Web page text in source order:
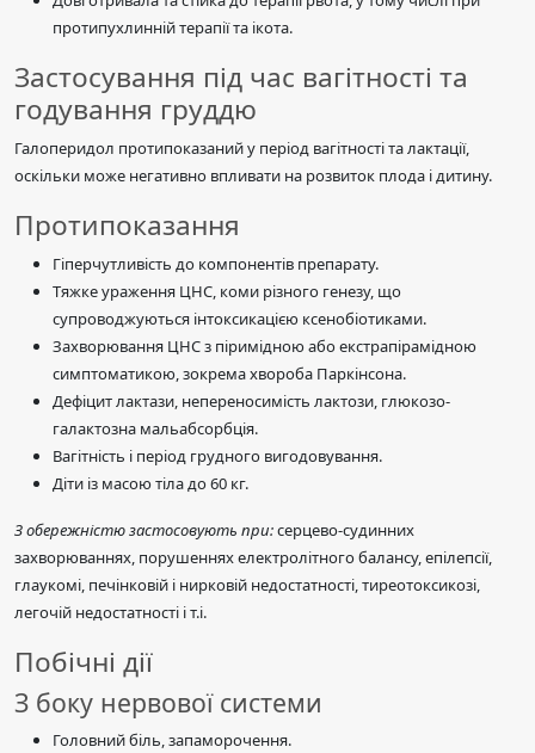
протипухлинній терапії та ікота.
Застосування під час вагітності та
годування груддю
Галоперидол протипоказаний у період вагітності та лактації,
оскільки може негативно впливати на розвиток плода і дитину.
Протипоказання
Гіперчутливість до компонентів препарату.
Тяжке ураження ЦНС, коми різного генезу, що
супроводжуються інтоксикацією ксенобіотиками.
Захворювання ЦНС з піримідною або екстрапірамідною
симптоматикою, зокрема хвороба Паркінсона.
Дефіцит лактази, непереносимість лактози, глюкозо-
галактозна мальабсорбція.
Вагітність і період грудного вигодовування.
Діти із масою тіла до 60 кг.
З обережністю застосовують при:серцево-судинних
захворюваннях, порушеннях електролітного балансу, епілепсії,
глаукомі, печінковій і нирковій недостатності, тиреотоксикозі,
легочій недостатності і т.і.
Побічні дії
З боку нервової системи
Головний біль, запаморочення.